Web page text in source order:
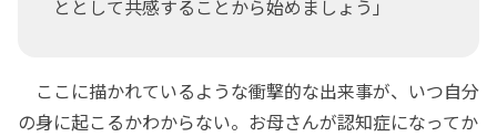
ととして共感することから始めましょう」
ここに描かれているような衝撃的な出来事が、いつ自分
の身に起こるかわからない。お母さんが認知症になってか